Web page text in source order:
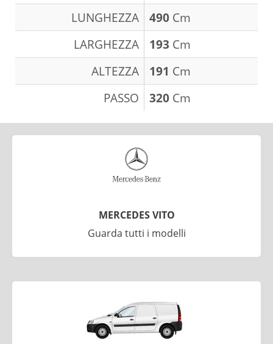
LUNGHEZZA
490 Cm
LARGHEZZA
193 Cm
ALTEZZA
191 Cm
PASSO
320 Cm
MERCEDES VITO
Guarda tutti i modelli